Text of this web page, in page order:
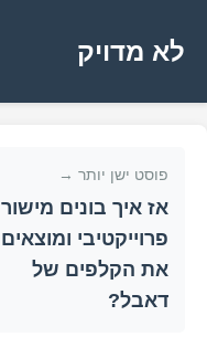
לא מדויק
פוסט ישן יותר →
אז איך בונים מישור
פרוייקטיבי ומוצאים
את הקלפים של
דאבל?